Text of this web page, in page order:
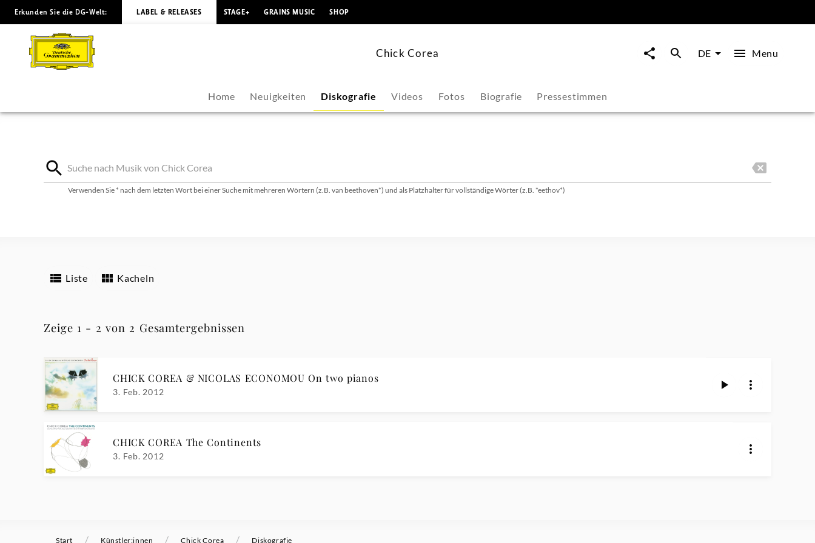
Chick
Corea
Diskografie
Deutsche
Erkunden Sie die DG-Welt: LABEL & RELEASES STAGE+ GRAINS MUSIC SHOP
Chick Corea DE Menu
Home Neuigkeiten Diskografie Videos Fotos Biografie Pressestimmen
Verwenden Sie * nach dem letzten Wort bei einer Suche mit mehreren Wörtern (z.B. van beethoven*) und als Platzhalter für vollständige Wörter (z.B. *eethov*)
Liste Kacheln
Zeige 1 - 2 von 2 Gesamtergebnissen
CHICK COREA & NICOLAS ECONOMOU On two pianos
3. Feb. 2012
CHICK COREA The Continents
3. Feb. 2012
Start / Künstler:innen / Chick Corea / Diskografie